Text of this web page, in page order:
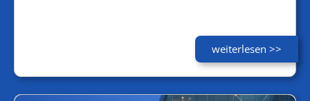
weiterlesen >>